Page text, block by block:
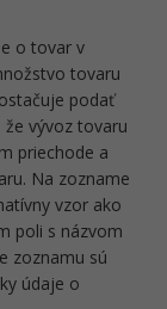
o tovar v
tovaru
podať
že vývoz tovaru
priechode a
Na zozname
vzor ako
poli s názvom
zoznamu sú
údaje o